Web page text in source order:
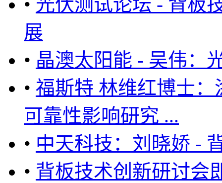
• 光伏测试论坛 - 背板
展
• 晶澳太阳能 - 吴伟：
• 福斯特 林维红博士
可靠性影响研究 ...
• 中天科技：刘晓娇 -
• 背板技术创新研讨会